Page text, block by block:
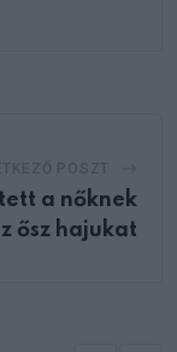
a nőknek
ősz hajukat